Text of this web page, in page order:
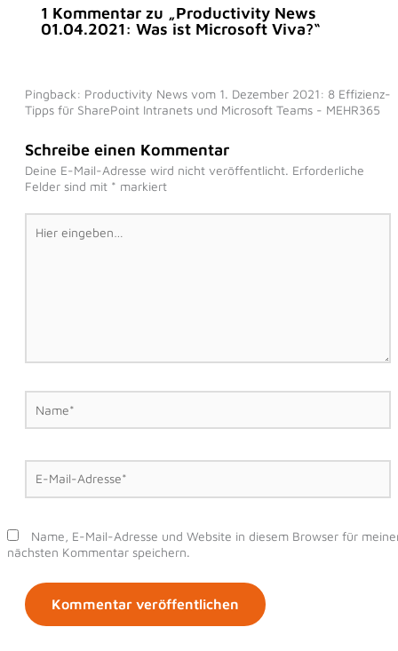
1 Kommentar zu „Productivity News
01.04.2021: Was ist Microsoft Viva?“
Pingback: Productivity News vom 1. Dezember 2021: 8 Effizienz-
Tipps für SharePoint Intranets und Microsoft Teams - MEHR365
Schreibe einen Kommentar
Deine E-Mail-Adresse wird nicht veröffentlicht. Erforderliche
Felder sind mit * markiert
Hier
eingeben…
Name*
E-
Mail-
Adresse*
Name, E-Mail-Adresse und Website in diesem Browser für
nächsten Kommentar speichern.